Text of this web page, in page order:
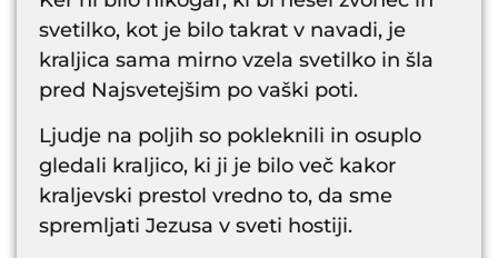
svetilko, kot je bilo takrat v navadi, je
kraljica sama mirno vzela svetilko in šla
pred Najsvetejšim po vaški poti.
Ljudje na poljih so pokleknili in osuplo
gledali kraljico, ki ji je bilo več kakor
kraljevski prestol vredno to, da sme
spremljati Jezusa v sveti hostiji.